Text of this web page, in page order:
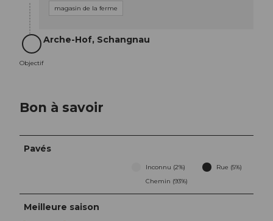
magasin de la ferme
Objectif
Objectif
Arche-Hof, Schangnau
Bon à savoir
Pavés
Inconnu (2%)
Rue (5%)
Chemin (93%)
Meilleure saison